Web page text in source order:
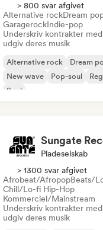
> 800 svar afgivet
Alternative rockDream
GaragerockIndie-pop
Underskriv kontrakter
udgiv deres musik
Alternative rock Dream
New wave
Pop-soul
Soul
Sungate
Pladeselskab
> 1300 svar afgivet
Afrobeat/AfropopBeats/
Chill/Lo-fi Hip-Hop
Kommerciel/Mainstream
Underskriv kontrakter
udgiv deres musik